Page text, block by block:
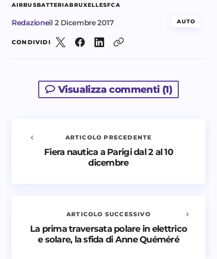
AIRBUSBATTERIABRUXELLESFCA
Redazioneil 2 Dicembre 2017 AUTO
CONDIVIDI
Visualizza commenti (1)
Avvisami quando vengono aggiunti nuovi
ARTICOLO PRECEDENTE
Fiera nautica a Parigi dal 2 al 10
dicembre
ARTICOLO SUCCESSIVO
La prima traversata polare in elettrico
e solare, la sfida di Anne Quéméré